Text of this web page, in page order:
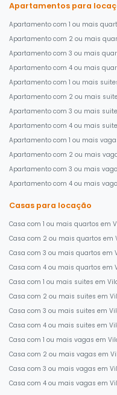
Apartamentos para
Apartamento com 1 ou mais
Apartamento com 2 ou mais
Apartamento com 3 ou mais
Apartamento com 4 ou mais
Apartamento com 1 ou mais
Apartamento com 2 ou mais
Apartamento com 3 ou mais
Apartamento com 4 ou mais
Apartamento com 1 ou mais
Apartamento com 2 ou mais
Apartamento com 3 ou mais
Apartamento com 4 ou mais
Casas para locação
Casa com 1 ou mais quartos em
Casa com 2 ou mais quartos em
Casa com 3 ou mais quartos em
Casa com 4 ou mais quartos em
Casa com 1 ou mais suites em
Casa com 2 ou mais suites em
Casa com 3 ou mais suites em
Casa com 4 ou mais suites em
Casa com 1 ou mais vagas em
Casa com 2 ou mais vagas em
Casa com 3 ou mais vagas em
Casa com 4 ou mais vagas em